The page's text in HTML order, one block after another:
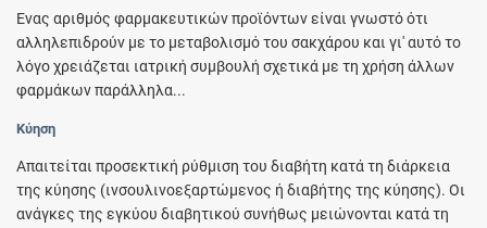
Ένας αριθμός φαρμακευτικών προϊόντων είναι γνωστό ότι
αλληλεπιδρούν με το μεταβολισμό του σακχάρου και γι' αυτό το
λόγο χρειάζεται ιατρική συμβουλή σχετικά με τη χρήση άλλων
φαρμάκων παράλληλα...
Κύηση
Απαιτείται προσεκτική ρύθμιση του διαβήτη κατά τη διάρκεια
της κύησης (ινσουλινοεξαρτώμενος ή διαβήτης της κύησης). Οι
ανάγκες της εγκύου διαβητικού συνήθως μειώνονται κατά τη